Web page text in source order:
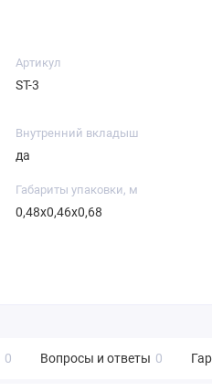
Артикул
ST-3
Внутренний вкладыш
да
Габариты упаковки, м
0,48x0,46x0,68
0 Вопросы и ответы 0